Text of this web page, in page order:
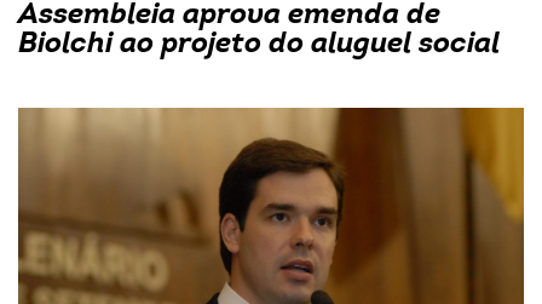
Assembleia aprova emenda de
Biolchi ao projeto do aluguel social